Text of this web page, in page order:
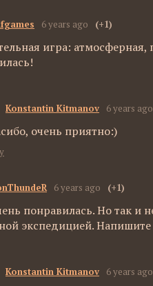
6 years ago (+1)
игра:
Konstantin Kitmanov 6 years ago
очень приятно:)
6 years ago (+1)
понравилась. Но так и
экспедицией. Напишите
Konstantin Kitmanov 6 years ago